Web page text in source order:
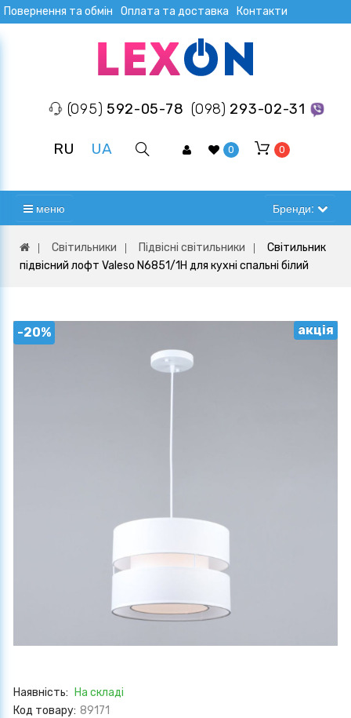
Повернення та обмін Оплата та доставка Контакти
(095) 592-05-78 (098) 293-02-31
RU UA 0 0
меню Бренди:
Світильники Підвісні світильники
Світильник
підвісний лофт Valeso N6851/1H для кухні спальні білий
-20% акція
Наявність:
На складі
Код товару: 89171